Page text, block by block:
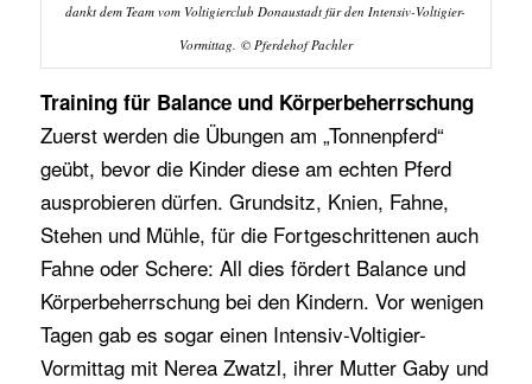
dankt dem Team vom Voltigierclub Donaustadt für den Intensiv-Voltigier-
Vormittag. © Pferdehof Pachler
Training für Balance und Körperbeherrschung
Zuerst werden die Übungen am „Tonnenpferd“
geübt, bevor die Kinder diese am echten Pferd
ausprobieren dürfen. Grundsitz, Knien, Fahne,
Stehen und Mühle, für die Fortgeschrittenen auch
Fahne oder Schere: All dies fördert Balance und
Körperbeherrschung bei den Kindern. Vor wenigen
Tagen gab es sogar einen Intensiv-Voltigier-
Vormittag mit Nerea Zwatzl, ihrer Mutter Gaby und